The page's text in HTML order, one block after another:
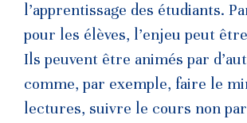
l’apprentissage des étudiants.
pour les élèves, l’enjeu peut
Ils peuvent être animés par
comme, par exemple, faire le
lectures, suivre le cours non